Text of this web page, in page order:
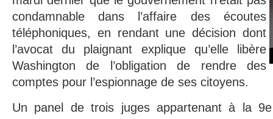
condamnable dans l’affaire des écoutes
téléphoniques, en rendant une décision dont
l’avocat du plaignant explique qu’elle libère
Washington de l’obligation de rendre des
comptes pour l’espionnage de ses citoyens.
Un panel de trois juges appartenant à la